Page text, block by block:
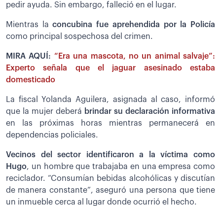
pedir ayuda. Sin embargo, falleció en el lugar.
Mientras laconcubina fue aprehendida por la Policía
como principal sospechosa del crimen.
MIRA AQUÍ: “Era una mascota, no un animal salvaje”:
Experto señala que el jaguar asesinado estaba
domesticado
La fiscal Yolanda Aguilera, asignada al caso, informó
que la mujer deberá brindar su declaración informativa
en las próximas horas mientras permanecerá en
dependencias policiales.
Vecinos del sector identificaron a la víctima como
Hugo, un hombre que trabajaba en una empresa como
reciclador. “Consumían bebidas alcohólicas y discutían
de manera constante”, aseguró una persona que tiene
un inmueble cerca al lugar donde ocurrió el hecho.